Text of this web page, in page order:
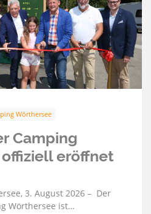
Wörthersee
Camping
eröffnet
3. August 2026 – Der
Wörthersee ist…